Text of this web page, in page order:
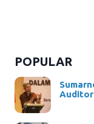
POPULAR